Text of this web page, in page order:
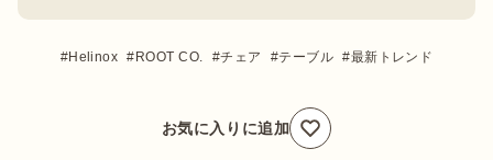
Helinox ROOT CO. チェア テーブル 最新トレンド
お気に入りに追加